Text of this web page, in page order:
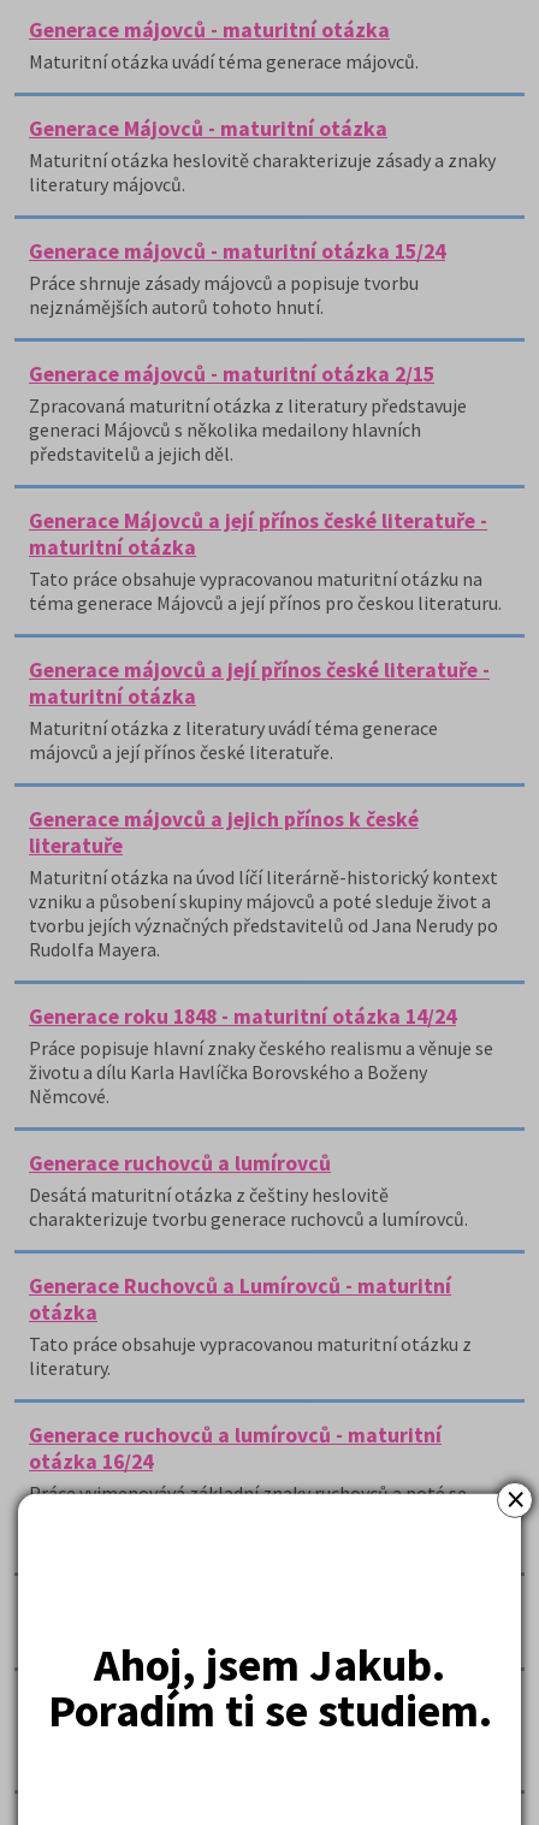
×
Ahoj, jsem Jakub.
Poradím ti se studiem.
Generace májovců - maturitní otázka
Maturitní otázka uvádí téma generace májovců.
Generace Májovců - maturitní otázka
Maturitní otázka heslovitě charakterizuje zásady a znaky
literatury májovců.
Generace májovců - maturitní otázka 15/24
Práce shrnuje zásady májovců a popisuje tvorbu
nejznámějších autorů tohoto hnutí.
Generace májovců - maturitní otázka 2/15
Zpracovaná maturitní otázka z literatury představuje
generaci Májovců s několika medailony hlavních
představitelů a jejich děl.
Generace Májovců a její přínos české literatuře -
maturitní otázka
Tato práce obsahuje vypracovanou maturitní otázku na
téma generace Májovců a její přínos pro českou literaturu.
Generace májovců a její přínos české literatuře -
maturitní otázka
Maturitní otázka z literatury uvádí téma generace
májovců a její přínos české literatuře.
Generace májovců a jejich přínos k české
literatuře
Maturitní otázka na úvod líčí literárně-historický kontext
vzniku a působení skupiny májovců a poté sleduje život a
tvorbu jejích význačných představitelů od Jana Nerudy po
Rudolfa Mayera.
Generace roku 1848 - maturitní otázka 14/24
Práce popisuje hlavní znaky českého realismu a věnuje se
životu a dílu Karla Havlíčka Borovského a Boženy
Němcové.
Generace ruchovců a lumírovců
Desátá maturitní otázka z češtiny heslovitě
charakterizuje tvorbu generace ruchovců a lumírovců.
Generace Ruchovců a Lumírovců - maturitní
otázka
Tato práce obsahuje vypracovanou maturitní otázku z
literatury.
Generace ruchovců a lumírovců - maturitní
otázka 16/24
Práce vyjmenovává základní znaky ruchovců a poté se
George Orwell - 1984